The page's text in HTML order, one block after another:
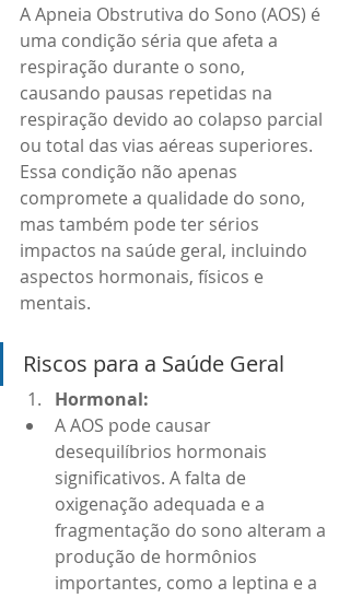
A Apneia Obstrutiva do Sono (AOS) é
uma condição séria que afeta a
respiração durante o sono,
causando pausas repetidas na
respiração devido ao colapso parcial
ou total das vias aéreas superiores.
Essa condição não apenas
compromete a qualidade do sono,
mas também pode ter sérios
impactos na saúde geral, incluindo
aspectos hormonais, físicos e
mentais.
Riscos para a Saúde Geral
Hormonal:
A AOS pode causar
desequilíbrios hormonais
significativos. A falta de
oxigenação adequada e a
fragmentação do sono alteram a
produção de hormônios
importantes, como a leptina e a